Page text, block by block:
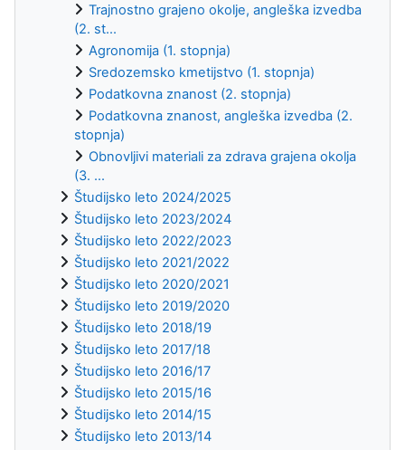
Trajnostno grajeno okolje, angleška izvedba
(2. st...
Agronomija (1. stopnja)
Sredozemsko kmetijstvo (1. stopnja)
Podatkovna znanost (2. stopnja)
Podatkovna znanost, angleška izvedba (2.
stopnja)
Obnovljivi materiali za zdrava grajena okolja
(3. ...
Študijsko leto 2024/2025
Študijsko leto 2023/2024
Študijsko leto 2022/2023
Študijsko leto 2021/2022
Študijsko leto 2020/2021
Študijsko leto 2019/2020
Študijsko leto 2018/19
Študijsko leto 2017/18
Študijsko leto 2016/17
Študijsko leto 2015/16
Študijsko leto 2014/15
Študijsko leto 2013/14